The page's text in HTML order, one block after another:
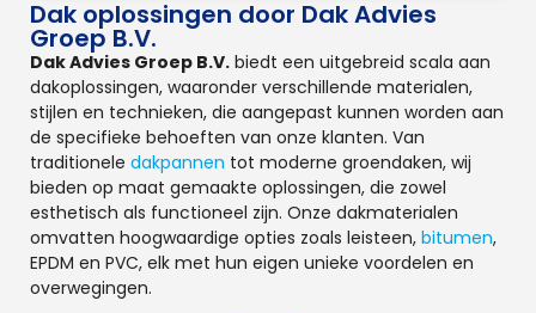
Dak oplossingen door Dak Advies
Groep B.V.
Dak Advies Groep B.V. biedt een uitgebreid scala aan
dakoplossingen, waaronder verschillende materialen,
stijlen en technieken, die aangepast kunnen worden aan
de specifieke behoeften van onze klanten. Van
traditionele dakpannen tot moderne groendaken, wij
bieden op maat gemaakte oplossingen, die zowel
esthetisch als functioneel zijn. Onze dakmaterialen
omvatten hoogwaardige opties zoals leisteen, bitumen,
EPDM en PVC, elk met hun eigen unieke voordelen en
overwegingen.